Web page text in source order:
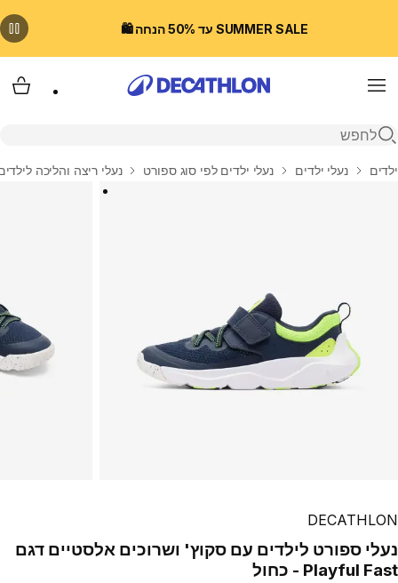
SUMMER SALE עד 50% הנחה 🛍️
Menu
פתיחת חיפוש
בית
ילדים נעלי ילדים נעלי ילדים לפי סוג ספורט נעלי ריצה והליכה
DECATHLON
נעלי ספורט לילדים עם סקוץ' ושרוכים אלסטיים דגם
Playful Fast - כחול